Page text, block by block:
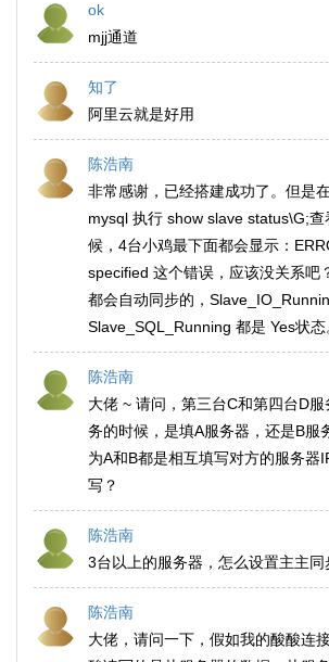
ok
mjj通道
知了
阿里云就是好用
陈浩南
非常感谢，已经搭建成功了。但是
mysql 执行 show slave status\G;
候，4台小鸡最下面都会显示：
specified 这个错误，应该没关系吧
都会自动同步的，
Slave_SQL_Running 都是 Yes状态
陈浩南
大佬 ~ 请问，第三台C和第四台D
务的时候，是填A服务器，还是B服
为A和B都是相互填写对方的服务器
写？
陈浩南
3台以上的服务器，怎么设置主主同
陈浩南
大佬，请问一下，假如我的酸酸连